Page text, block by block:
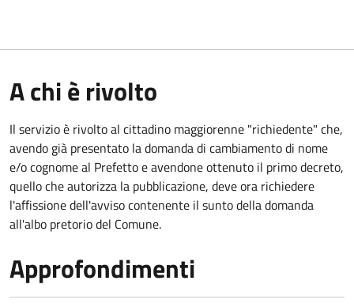
A chi è rivolto
Il servizio è rivolto al cittadino maggiorenne "richiedente" che,
avendo già presentato la domanda di cambiamento di nome
e/o cognome al Prefetto e avendone ottenuto il primo decreto,
quello che autorizza la pubblicazione, deve ora richiedere
l'affissione dell'avviso contenente il sunto della domanda
all'albo pretorio del Comune.
Approfondimenti